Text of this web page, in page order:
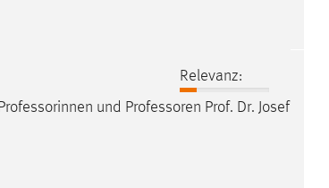
Relevanz:
und Professoren Prof. Dr. Josef